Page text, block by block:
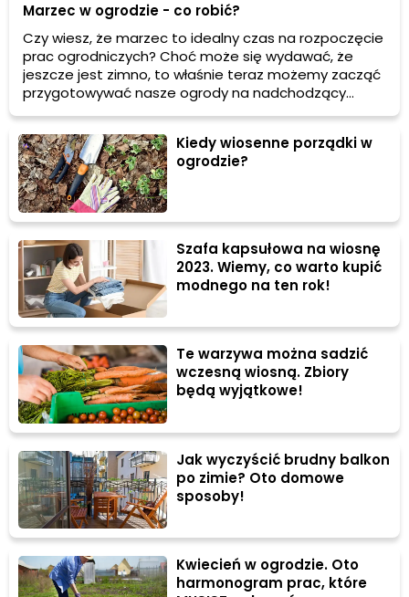
Marzec w ogrodzie - co robić?
Czy wiesz, że marzec to idealny czas na rozpoczęcie
prac ogrodniczych? Choć może się wydawać, że
jeszcze jest zimno, to właśnie teraz możemy zacząć
przygotowywać nasze ogrody na nadchodzący
sezon. W tym artykule podzielimy się z Tobą kilkoma
poradami dotyczącymi prac ogrodniczych, które
warto wykonać w marcu.Kiedy wiosenne porządki w
ogrodzie?
Szafa kapsułowa na wiosnę
2023. Wiemy, co warto kupić
modnego na ten rok!
Te warzywa można sadzić
wczesną wiosną. Zbiory
będą wyjątkowe!
Jak wyczyścić brudny balkon
po zimie? Oto domowe
sposoby!
Kwiecień w ogrodzie. Oto
harmonogram prac, które